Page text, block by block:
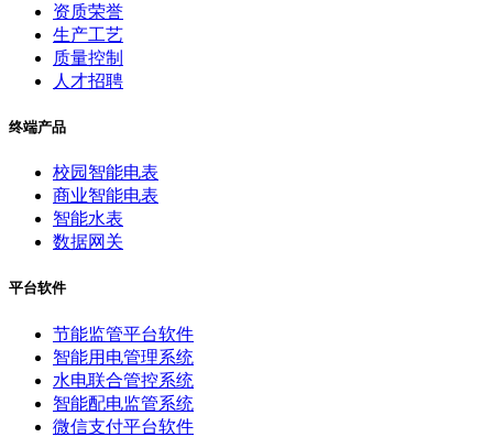
资质荣誉
生产工艺
质量控制
人才招聘
终端产品
校园智能电表
商业智能电表
智能水表
数据网关
平台软件
节能监管平台软件
智能用电管理系统
水电联合管控系统
智能配电监管系统
微信支付平台软件